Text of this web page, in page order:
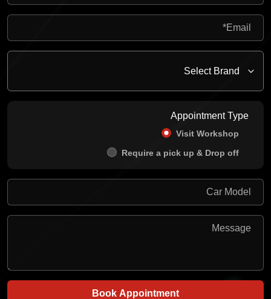
Appointment Type
Visit Workshop
Require a pick up & Drop off
Book Appointment